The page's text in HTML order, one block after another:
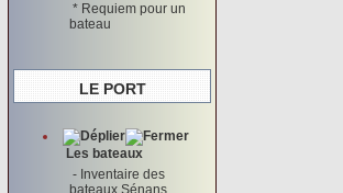
* Requiem pour un
bateau
LE PORT
Les bateaux
- Inventaire des
bateaux Sénans